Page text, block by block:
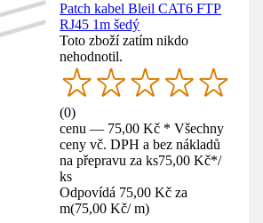
Patch kabel Bleil CAT6 FTP
RJ45 1m šedý
Toto zboží zatím nikdo
nehodnotil.
(0)
cenu — 75,00 Kč * Všechny
ceny vč. DPH a bez nákladů
na přepravu za ks75,00 Kč*/
ks
Odpovídá 75,00 Kč za
m(75,00 Kč/ m)